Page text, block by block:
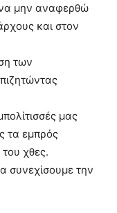
μην αναφερθώ
και στον
των
μας
τα εμπρός
χθες.
συνεχίσουμε την